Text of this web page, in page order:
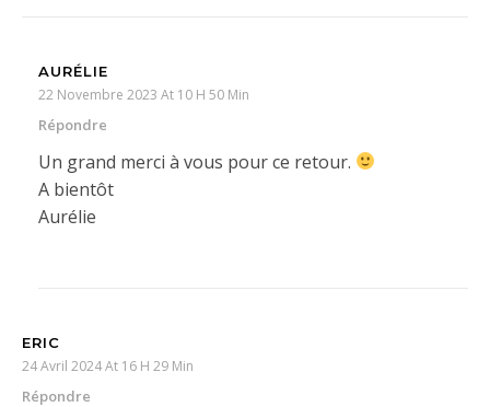
AURÉLIE
22 Novembre 2023 At 10 H 50 Min
Répondre
Un grand merci à vous pour ce retour.
A bientôt
Aurélie
ERIC
24 Avril 2024 At 16 H 29 Min
Répondre